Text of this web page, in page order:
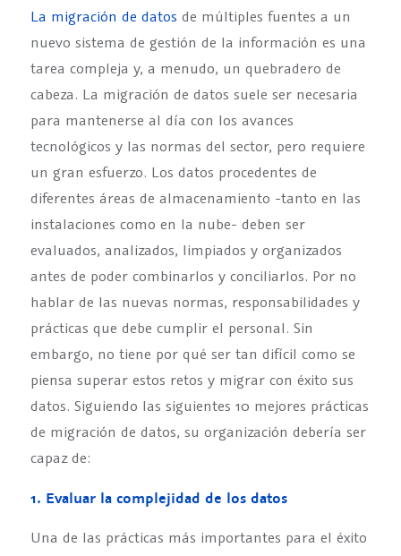
La migración de datos de múltiples fuentes a un
nuevo sistema de gestión de la información es una
tarea compleja y, a menudo, un quebradero de
cabeza. La migración de datos suele ser necesaria
para mantenerse al día con los avances
tecnológicos y las normas del sector, pero requiere
un gran esfuerzo. Los datos procedentes de
diferentes áreas de almacenamiento -tanto en las
instalaciones como en la nube- deben ser
evaluados, analizados, limpiados y organizados
antes de poder combinarlos y conciliarlos. Por no
hablar de las nuevas normas, responsabilidades y
prácticas que debe cumplir el personal. Sin
embargo, no tiene por qué ser tan difícil como se
piensa superar estos retos y migrar con éxito sus
datos. Siguiendo las siguientes 10 mejores prácticas
de migración de datos, su organización debería ser
capaz de:
1. Evaluar la complejidad de los datos
Una de las prácticas más importantes para el éxito